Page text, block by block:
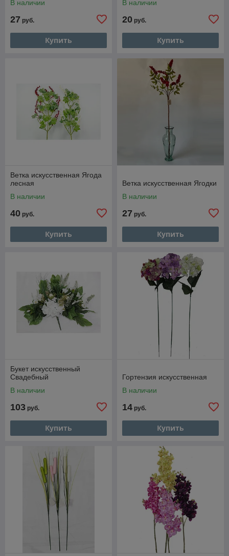
В наличии
27 руб.
Купить
В наличии
20 руб.
Купить
Ветка искусственная Ягода
лесная
В наличии
40 руб.
Купить
Ветка искусственная Ягодки
В наличии
27 руб.
Купить
Букет искусственный
Свадебный
В наличии
103 руб.
Купить
Гортензия искусственная
В наличии
14 руб.
Купить